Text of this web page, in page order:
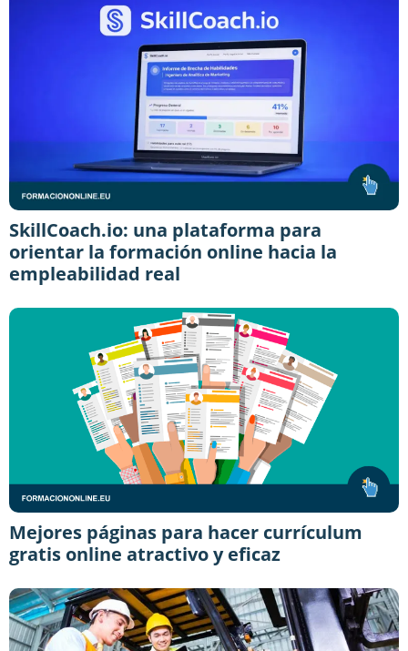
SkillCoach.io: una plataforma para
orientar la formación online hacia la
empleabilidad real
Mejores páginas para hacer currículum
gratis online atractivo y eficaz